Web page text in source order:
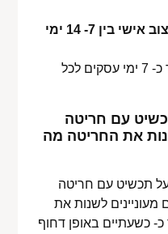
מוצרים עם חריטה / עיצוב אישי בין 7- 14 ימי
מוצרים ללא חריטה 3 עד כ- 7 ימי עסקים לכל
עם חריטה
את החריטה מה
תכשיט עם חריטה
מעוניינים לשנות את
כשעתיים באופן דחוף